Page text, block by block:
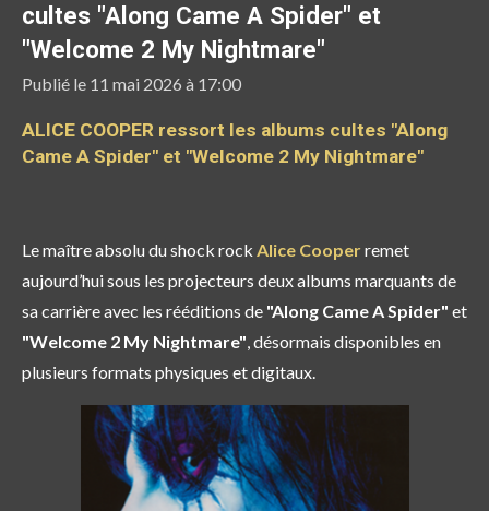
cultes "Along Came A Spider" et
"Welcome 2 My Nightmare"
Publié le 11 mai 2026 à 17:00
ALICE COOPER ressort les albums cultes "Along
Came A Spider" et "Welcome 2 My Nightmare"
Le maître absolu du shock rock Alice Cooperremet
aujourd’hui sous les projecteurs deux albums marquants de
sa carrière avec les rééditions de "Along Came A Spider" et
"Welcome 2 My Nightmare", désormais disponibles en
plusieurs formats physiques et digitaux.